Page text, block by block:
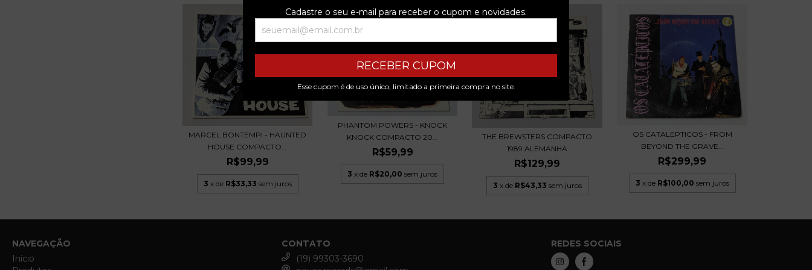
Cadastre o seu e-mail para receber o cupom e novidades.
RECEBER CUPOM
Esse cupom é de uso único, limitado a primeira compra no site.
MARCEL BONTEMPI - HAUNTED
HOUSE COMPACTO...
R$99,99
3 x de R$33,33 sem juros
PHANTOM POWERS - KNOCK
KNOCK COMPACTO 20...
R$59,99
3 x de R$20,00 sem juros
THE BREWSTERS COMPACTO
1989 ALEMANHA
R$129,99
3 x de R$43,33 sem juros
OS CATALEPTICOS - FROM
BEYOND THE GRAVE...
R$299,99
3 x de R$100,00 sem juros
NAVEGAÇÃO
Início
CONTATO
(19) 99303-3690
REDES SOCIAIS